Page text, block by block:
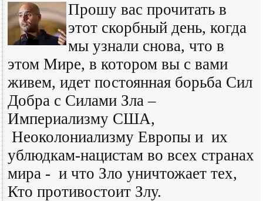
Прошу вас прочитать в
этот скорбный день, когда
мы узнали снова, что в
этом Мире, в котором вы с вами
живем, идет постоянная борьба Сил
Добра с Силами Зла –
Империализму США,
Неоколониализму Европы и их
ублюдкам-нацистам во всех странах
мира - и что Зло уничтожает тех,
Кто противостоит Злу.